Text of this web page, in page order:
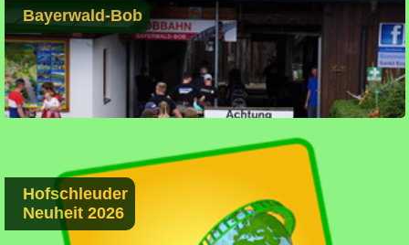
Bayerwald-Bob
Hofschleuder
Neuheit 2026